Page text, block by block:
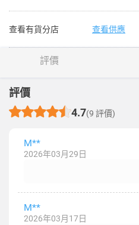
查看有貨分店 查看供應
評價
評價
4.7(9 評價)
M**
2026年03月29日
M**
2026年03月17日